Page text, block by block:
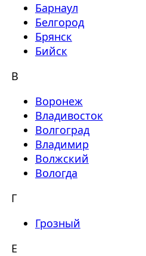
Барнаул
Белгород
Брянск
Бийск
В
Воронеж
Владивосток
Волгоград
Владимир
Волжский
Вологда
Г
Грозный
Е